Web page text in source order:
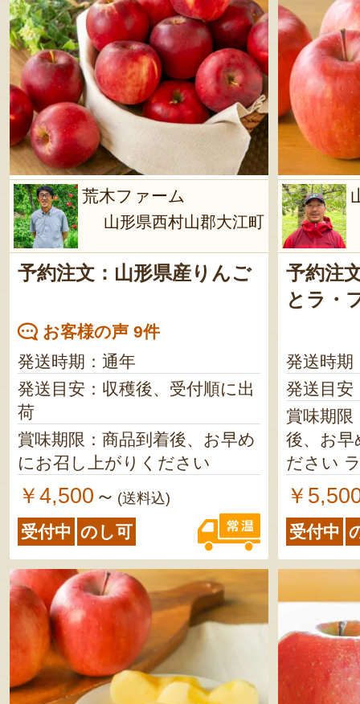
荒木ファーム
山形県西村山郡大江町
予約注文：山形県産りんご
お客様の声 9件
発送時期：通年
発送目安：収穫後、受付順に出
荷
賞味期限：商品到着後、お早め
にお召し上がりください
￥4,500 ～ (送料込)
受付中 のし可
予約注
とラ・
発送時期
発送目安
賞味期限
後、お
ださい ラ・フランス／完熟後
は、お
ださい
￥
受付中